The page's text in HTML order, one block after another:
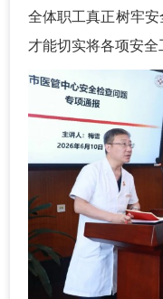
全体职工真正树牢安
才能切实将各项安全